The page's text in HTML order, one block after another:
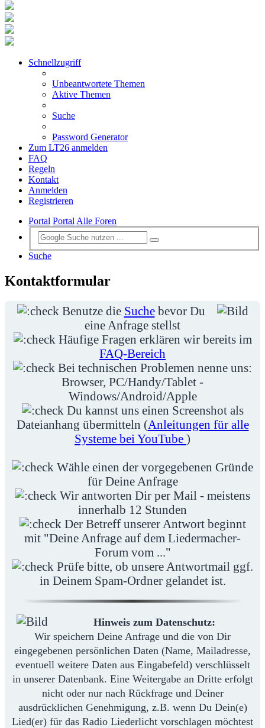
Schnellzugriff
Unbeantwortete Themen
Aktive Themen
Suche
Password Generator
Zum LT26 anmelden
FAQ
Regeln
Kontakt
Anmelden
Registrieren
Portal PortalAlle Foren
Suche
Kontaktformular
Benutze die Suchebevor Du
eine Anfrage stellst
Häufige Fragen erklären wir bereits im
FAQ-Bereich
Bei technischen Problemen nenne uns:
Browser, PC/Handy/Tablet -
Windows/Android/Apple
Du kannst uns einen Screenshot als
Dateianhang übermitteln (Anleitungen für alle
Systeme bei YouTube )
Wähle einen der vorgegebenen Gründe
für Deine Anfrage
Wir antworten Dir per Mail - meistens
innerhalb 12 Stunden
Der Betreff unserer Antwort beginnt
mit "Deine Anfrage auf dem Liedermacher-
Forum vom ..."
Prüfe bitte, ob unsere Antwortmail ggf.
in Deinem Spam-Ordner gelandet ist.
Hinweis zum Datenschutz:
Wir speichern Deine Anfrage und die von Dir
eingegebenen persönlichen Daten (Name, Mailadresse,
eventuell weitere Daten aus Eingabefeld) verschlüsselt
in unserer Datenbank. Eine Weitergabe an Dritte erfolgt
nicht oder nur nach Rückfrage und Deiner
ausdrücklichen Genehmigung, z.B. wenn Du Dein(e)
Lied(er) für das Radio Liederlicht vorschlagen möchtest